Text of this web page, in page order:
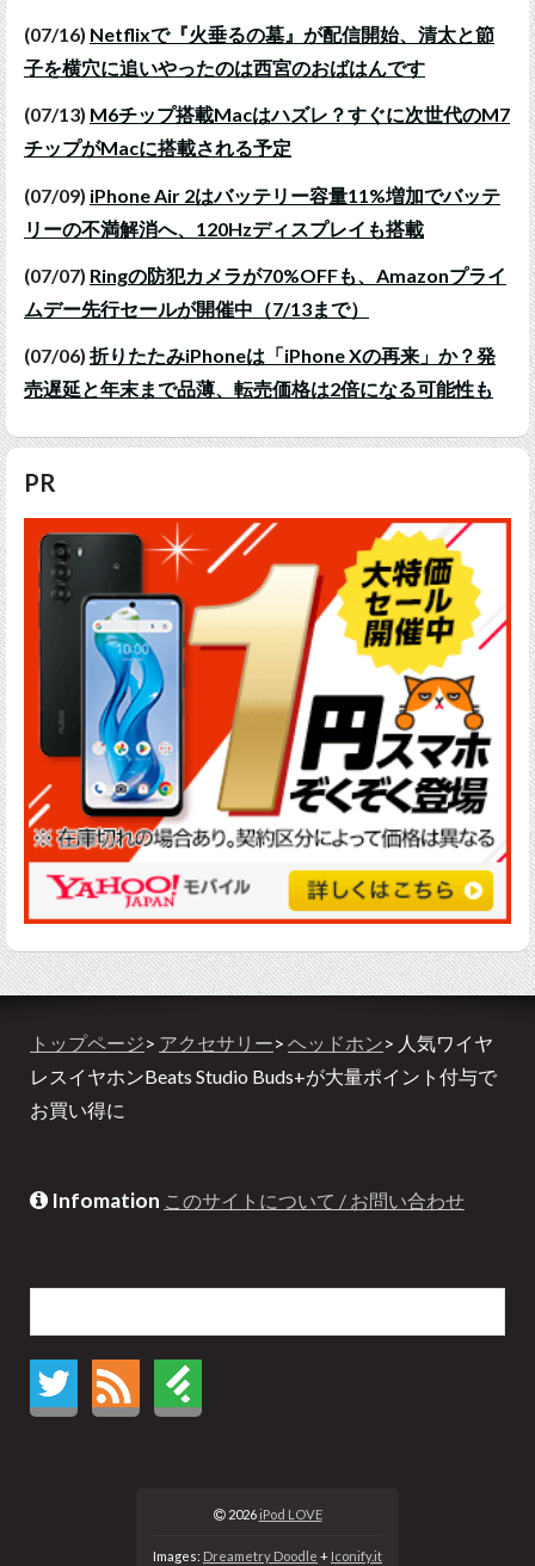
(07/16) Netflixで『火垂るの墓』が配信開始、清太と節
子を横穴に追いやったのは西宮のおばはんです
(07/13) M6チップ搭載Macはハズレ？すぐに次世代のM7
チップがMacに搭載される予定
(07/09) iPhone Air 2はバッテリー容量11%増加でバッテ
リーの不満解消へ、120Hzディスプレイも搭載
(07/07) Ringの防犯カメラが70%OFFも、Amazonプライ
ムデー先行セールが開催中（7/13まで）
(07/06) 折りたたみiPhoneは「iPhone Xの再来」か？発
売遅延と年末まで品薄、転売価格は2倍になる可能性も
PR
トップページ> アクセサリー> ヘッドホン> 人気ワイヤ
レスイヤホンBeats Studio Buds+が大量ポイント付与で
お買い得に
Infomation このサイトについて / お問い合わせ
2026iPod LOVE
Images: Dreametry Doodle + Iconify.it